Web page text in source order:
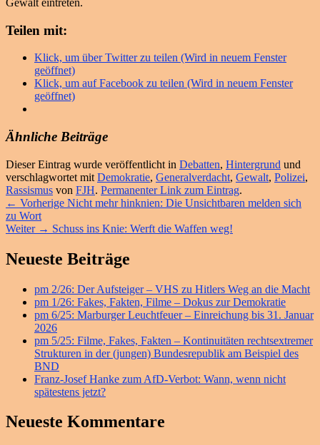
Teilen mit:
Klick, um über Twitter zu teilen (Wird in neuem Fenster
geöffnet)
Klick, um auf Facebook zu teilen (Wird in neuem Fenster
geöffnet)
Ähnliche Beiträge
Dieser Eintrag wurde veröffentlicht in Debatten, Hintergrund und
verschlagwortet mit Demokratie, Generalverdacht, Gewalt, Polizei,
Rassismus von FJH. Permanenter Link zum Eintrag.
Beitragsnavigation
← Vorherige Vorheriger
Nicht mehr hinknien: Die Unsichtbaren melden sich
zu Wort
Weiter → Nächster
Schuss ins Knie: Werft die Waffen weg!
Primärer
Widget-
Bereich
Neueste Beiträge
pm 2/26: Der Aufsteiger – VHS zu Hitlers Weg an die Macht
pm 1/26: Fakes, Fakten, Filme – Dokus zur Demokratie
pm 6/25: Marburger Leuchtfeuer – Einreichung bis 31. Januar
2026
pm 5/25: Filme, Fakes, Fakten – Kontinuitäten rechtsextremer
Strukturen in der (jungen) Bundesrepublik am Beispiel des
BND
Franz-Josef Hanke zum AfD-Verbot: Wann, wenn nicht
spätestens jetzt?
Neueste Kommentare